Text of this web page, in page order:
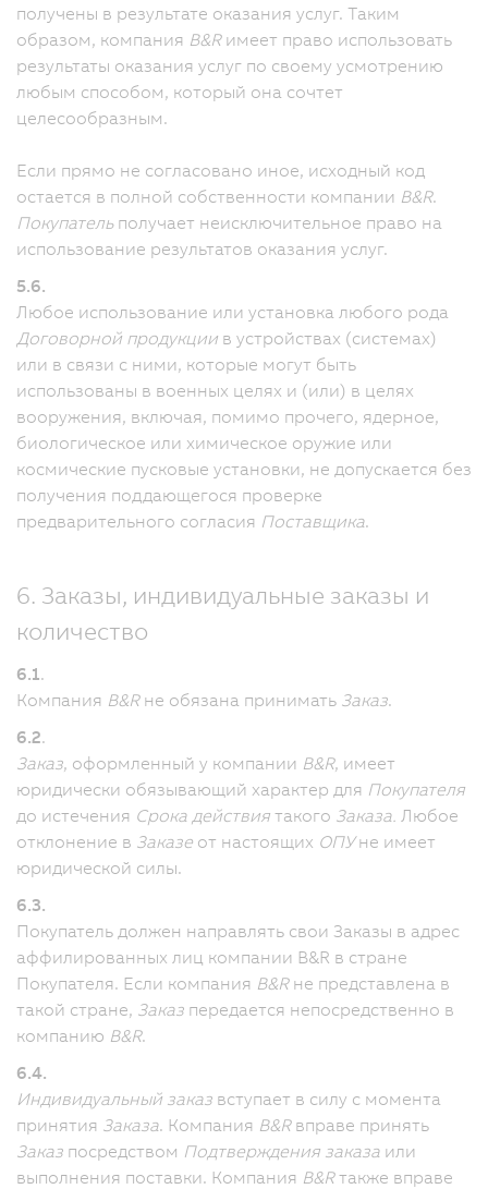
получены в результате оказания услуг. Таким
образом, компания B&Rимеет право использовать
результаты оказания услуг по своему усмотрению
любым способом, который она сочтет
целесообразным.
Если прямо не согласовано иное, исходный код
остается в полной собственности компании B&R.
Покупательполучает неисключительное право на
использование результатов оказания услуг.
5.6.
Любое использование или установка любого рода
Договорной продукции в устройствах (системах)
или в связи с ними, которые могут быть
использованы в военных целях и (или) в целях
вооружения, включая, помимо прочего, ядерное,
биологическое или химическое оружие или
космические пусковые установки, не допускается без
получения поддающегося проверке
предварительного согласия Поставщика.
6. Заказы, индивидуальные заказы и
количество
6.1.
Компания B&Rне обязана принимать Заказ.
6.2.
Заказ, оформленный у компании B&R, имеет
юридически обязывающий характер для Покупателя
до истечения Срока действия такого Заказа. Любое
отклонение в Заказе от настоящих ОПУне имеет
юридической силы.
6.3.
Покупатель должен направлять свои Заказы в адрес
аффилированных лиц компании B&R в стране
Покупателя. Если компания B&Rне представлена в
такой стране, Заказ передается непосредственно в
компанию B&R.
6.4.
Индивидуальный заказ вступает в силу с момента
принятия Заказа. Компания B&Rвправе принять
Заказ посредством Подтверждения заказа или
выполнения поставки. Компания B&Rтакже вправе